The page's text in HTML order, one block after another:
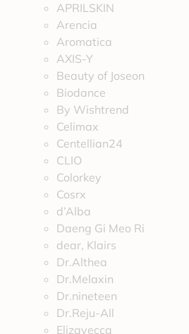
APRILSKIN
Arencia
Aromatica
AXIS-Y
Beauty of Joseon
Biodance
By Wishtrend
Celimax
Centellian24
CLIO
Colorkey
Cosrx
d’Alba
Daeng Gi Meo Ri
dear, Klairs
Dr.Althea
Dr.Melaxin
Dr.nineteen
Dr.Reju-All
Elizavecca